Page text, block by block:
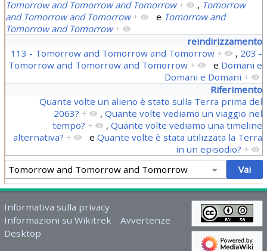
Tomorrow and Tomorrow and Tomorrow + , Tomorrow
and Tomorrow and Tomorrow + e Tomorrow and
Tomorrow and Tomorrow +
reindirizzamento
113 - Tomorrow and Tomorrow and Tomorrow + , 203 -
Tomorrow and Tomorrow and Tomorrow + e Domani e
Domani e Domani +
Riferimento
Quante volte un alieno è stato sulla Terra prima del
2063? + ,Quante volte vediamo un viaggio nel
tempo? + ,Quante volte vediamo una timeline
alternativa? + eQuante volte è stata utilizzata la Terra
in un episodio? +
Informativa sulla privacy
Informazioni su Wikitrek
Avvertenze
Desktop